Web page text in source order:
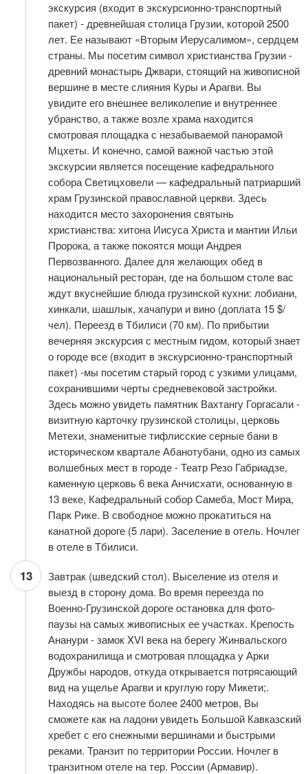
экскурсия (входит в экскурсионно-транспортный
пакет) - древнейшая столица Грузии, которой 2500
лет. Ее называют «Вторым Иерусалимом», сердцем
страны. Мы посетим символ христианства Грузии -
древний монастырь Джвари, стоящий на живописной
вершине в месте слияния Куры и Арагви. Вы
увидите его внешнее великолепие и внутреннее
убранство, а также возле храма находится
смотровая площадка с незабываемой панорамой
Мцхеты. И конечно, самой важной частью этой
экскурсии является посещение кафедрального
собора Светицховели — кафедральный патриарший
храм Грузинской православной церкви. Здесь
находится место захоронения святынь
христианства: хитона Иисуса Христа и мантии Ильи
Пророка, а также покоятся мощи Андрея
Первозванного. Далее для желающих обед в
национальный ресторан, где на большом столе вас
ждут вкуснейшие блюда грузинской кухни: лобиани,
хинкали, шашлык, хачапури и вино (доплата 15 $/
чел). Переезд в Тбилиси (70 км). По прибытии
вечерняя экскурсия с местным гидом, который знает
о городе все (входит в экскурсионно-транспортный
пакет) -мы посетим старый город с узкими улицами,
сохранившими черты средневековой застройки.
Здесь можно увидеть памятник Вахтангу Горгасали -
визитную карточку грузинской столицы, церковь
Метехи, знаменитые тифлисские серные бани в
историческом квартале Абанотубани, одно из самых
волшебных мест в городе - Театр Резо Габриадзе,
каменную церковь 6 века Анчисхати, основанную в
13 веке, Кафедральный собор Самеба, Мост Мира,
Парк Рике. В свободное можно прокатиться на
канатной дороге (5 лари). Заселение в отель. Ночлег
в отеле в Тбилиси.
13
Завтрак (шведский стол). Выселение из отеля и
выезд в сторону дома. Во время переезда по
Военно-Грузинской дороге остановка для фото-
паузы на самых живописных ее участках. Крепость
Ананури - замок XVI века на берегу Жинвальского
водохранилища и смотровая площадка у Арки
Дружбы народов, откуда открывается потрясающий
вид на ущелье Арагви и круглую гору Микети;.
Находясь на высоте более 2400 метров, Вы
сможете как на ладони увидеть Большой Кавказский
хребет с его снежными вершинами и быстрыми
реками. Транзит по территории России. Ночлег в
транзитном отеле на тер. России (Армавир).